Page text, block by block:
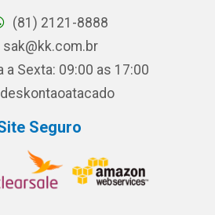
(81) 2121-8888
sak@kk.com.br
a Sexta: 09:00 as 17:00
Seguro